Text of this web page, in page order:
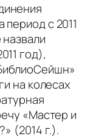
с 2011
год),
на колесах
«Мастер и
(2014 г.).